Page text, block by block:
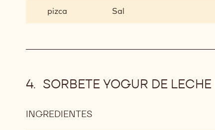
pizca Sal
SORBETE YOGUR DE
INGREDIENTES